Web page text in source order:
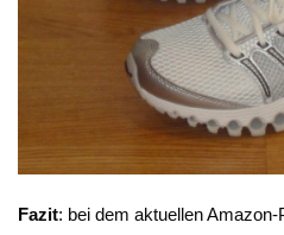
Fazit: bei dem aktuellen